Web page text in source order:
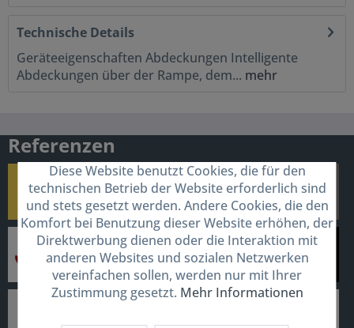
Technische Details
Geräteeigenschaften Abdeckungen Intelligente
Abdeckungen über der Rampe, dem... mehr
Referenzen
Diese Website benutzt Cookies, die für den
technischen Betrieb der Website erforderlich sind
und stets gesetzt werden. Andere Cookies, die den
Komfort bei Benutzung dieser Website erhöhen, der
Direktwerbung dienen oder die Interaktion mit
anderen Websites und sozialen Netzwerken
vereinfachen sollen, werden nur mit Ihrer
Zustimmung gesetzt. Mehr Informationen